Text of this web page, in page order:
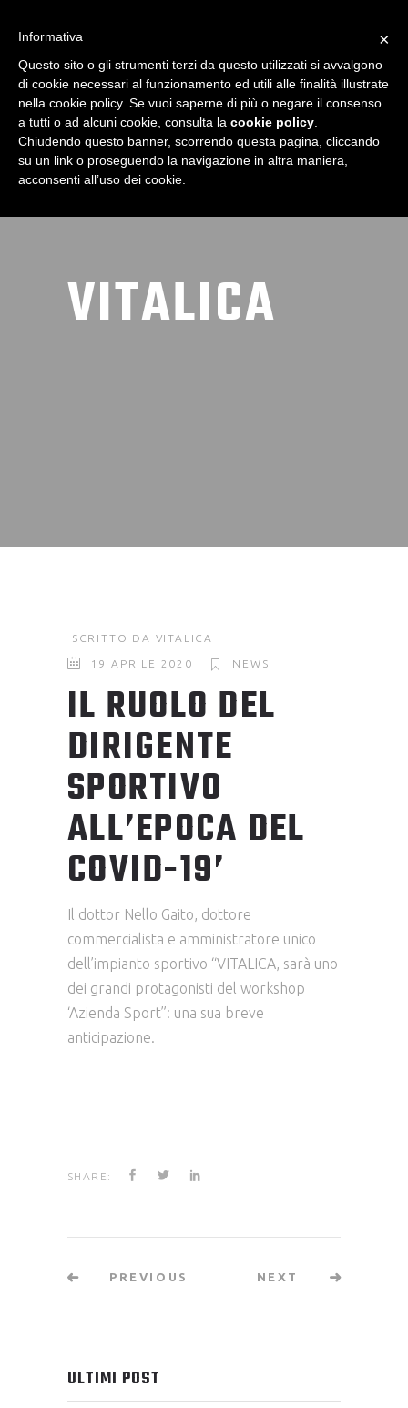
VITALICA
SCRITTO DA VITALICA
19 APRILE 2020 NEWS
IL RUOLO DEL
DIRIGENTE
SPORTIVO
ALL’EPOCA DEL
COVID-19’
Il dottor Nello Gaito, dottore
commercialista e amministratore unico
dell’impianto sportivo “VITALICA, sarà uno
dei grandi protagonisti del workshop
‘Azienda Sport”: una sua breve
anticipazione.
SHARE:
PREVIOUS NEXT
ULTIMI POST
×
Informativa
Questo sito o gli strumenti terzi da questo utilizzati si avvalgono
di cookie necessari al funzionamento ed utili alle finalità illustrate
nella cookie policy. Se vuoi saperne di più o negare il consenso
a tutti o ad alcuni cookie, consulta la cookie policy
Chiudendo questo banner, scorrendo questa pagina, cliccando
su un link o proseguendo la navigazione in altra maniera,
acconsenti all’uso dei cookie.